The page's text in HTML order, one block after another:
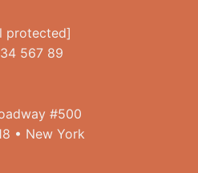
protected]
567 89
#500
• New York